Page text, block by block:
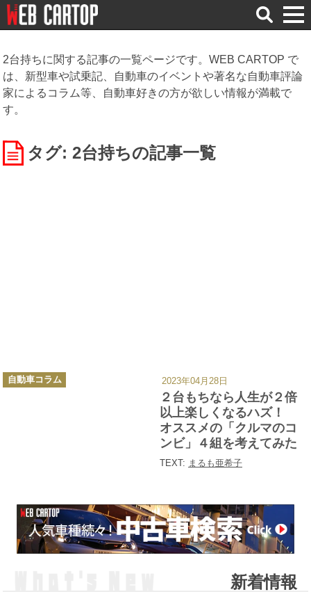
検
索
2台持ちに関する記事の一覧ページです。WEB CARTOP で
は、新型車や試乗記、自動車のイベントや著名な自動車評論
家によるコラム等、自動車好きの方が欲しい情報が満載で
す。
タグ: 2台持ちの記事一覧
２台もちなら人生が２倍
以上楽しくなるハズ！
オススメの「クルマのコ
ンビ」４組を考えてみた
TEXT: まるも亜希子
カ
テ
自動車コラム 2023年04月28日
新着情報